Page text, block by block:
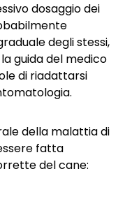
dosaggio dei
degli stessi,
guida del medico
di riadattarsi
della malattia di
fatta
del cane: